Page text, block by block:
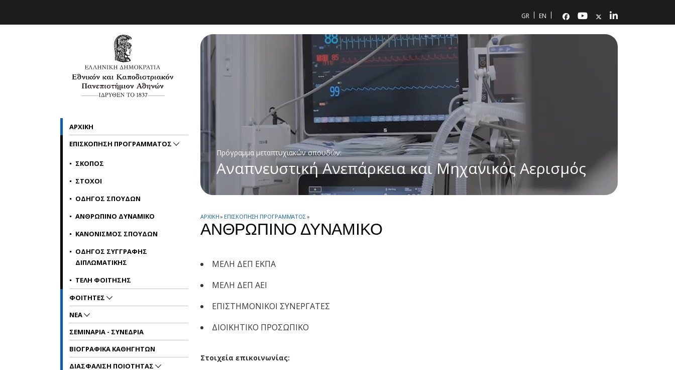
GR EN
Πρόγραμμα μεταπτυχιακών σπουδών:
Αναπνευστική Ανεπάρκεια και Μηχανικός Αερισμός
ΑΡΧΙΚΗ» ΕΠΙΣΚΟΠΗΣΗ ΠΡΟΓΡΑΜΜΑΤΟΣ»
ΑΝΘΡΩΠΙΝΟ ΔΥΝΑΜΙΚΟ
ΜΕΛΗ ΔΕΠ ΕΚΠΑ
ΜΕΛΗ ΔΕΠ ΑΕΙ
ΕΠΙΣΤΗΜΟΝΙΚΟΙ ΣΥΝΕΡΓΑΤΕΣ
ΔΙΟΙΚΗΤΙΚΟ ΠΡΟΣΩΠΙΚΟ
Στοιχεία επικοινωνίας:
ΑΡΧΙΚΗ
ΕΠΙΣΚΟΠΗΣΗ ΠΡΟΓΡΑΜΜΑΤΟΣ
ΣΚΟΠΟΣ
ΣΤΟΧΟΙ
ΟΔΗΓΟΣ ΣΠΟΥΔΩΝ
ΑΝΘΡΩΠΙΝΟ ΔΥΝΑΜΙΚΟ
ΚΑΝΟΝΙΣΜΟΣ ΣΠΟΥΔΩΝ
ΟΔΗΓΟΣ ΣΥΓΓΡΑΦΗΣ
ΔΙΠΛΩΜΑΤΙΚΗΣ
ΤΕΛΗ ΦΟΙΤΗΣΗΣ
ΦΟΙΤΗΤΕΣ
ΝΕΑ
ΣΕΜΙΝΑΡΙΑ - ΣΥΝΕΔΡΙΑ
ΒΙΟΓΡΑΦΙΚΑ ΚΑΘΗΓΗΤΩΝ
ΔΙΑΣΦΑΛΙΣΗ ΠΟΙΟΤΗΤΑΣ